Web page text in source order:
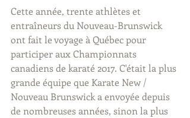
Cette année, trente athlètes et
entraîneurs du Nouveau-Brunswick
ont ​​fait le voyage à Québec pour
participer aux Championnats
canadiens de karaté 2017. C'était la plus
grande équipe que Karate New /
Nouveau Brunswick a envoyée depuis
de nombreuses années, sinon la plus